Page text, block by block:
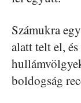
Számukra
alatt telt el,
boldogság